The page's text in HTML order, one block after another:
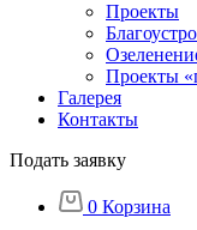
Проекты
Проекты
Галерея
Контакты
Подать заявку
0 Корзина